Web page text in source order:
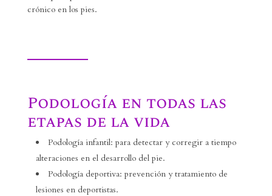
crónico en los pies.
Podología en todas las
etapas de la vida
Podología infantil: para detectar y corregir a tiempo
alteraciones en el desarrollo del pie.
Podología deportiva: prevención y tratamiento de
lesiones en deportistas.